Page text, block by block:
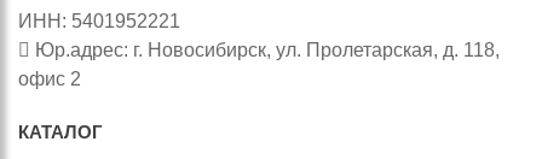
ИНН: 5401952221
Юр.адрес: г. Новосибирск, ул. Пролетарская, д. 118,
офис 2
КАТАЛОГ